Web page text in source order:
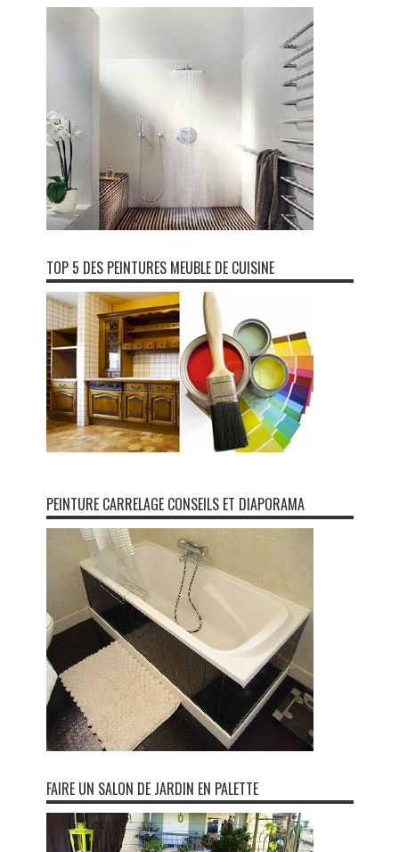
TOP 5 DES PEINTURES MEUBLE DE CUISINE
PEINTURE CARRELAGE CONSEILS ET DIAPORAMA
FAIRE UN SALON DE JARDIN EN PALETTE